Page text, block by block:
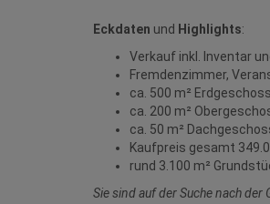
Eckdaten und Highlights:
Verkauf inkl. Inventar
Fremdenzimmer,
ca. 500 m²
ca. 200 m²
ca. 50 m²
Kaufpreis gesamt
rund 3.100 m²
Sie sind auf der Suche nach